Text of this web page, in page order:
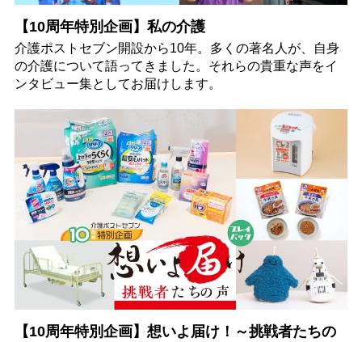
【10周年特別企画】私の介護
介護ポストセブン開設から10年。多くの著名人が、自身
の介護について語ってきました。それらの貴重な声をイ
ンタビュー集としてお届けします。
【10周年特別企画】想いよ届け！～挑戦者たちの